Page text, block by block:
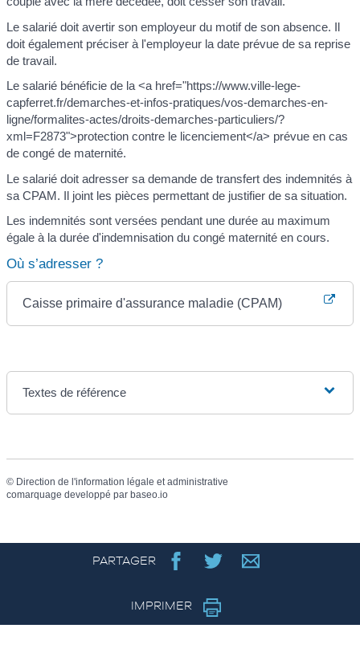
Le salarié doit avertir son employeur du motif de son absence. Il
doit également préciser à l'employeur la date prévue de sa reprise
de travail.
Le salarié bénéficie de la <a href="https://www.ville-lege-
capferret.fr/demarches-et-infos-pratiques/vos-demarches-en-
ligne/formalites-actes/droits-demarches-particuliers/?
xml=F2873">protection contre le licenciement</a> prévue en cas
de congé de maternité.
Le salarié doit adresser sa demande de transfert des indemnités à
sa CPAM. Il joint les pièces permettant de justifier de sa situation.
Les indemnités sont versées pendant une durée au maximum
égale à la durée d'indemnisation du congé maternité en cours.
Où s’adresser ?
Caisse primaire d'assurance maladie (CPAM)
Textes de référence
© Direction de l'information légale et administrative
comarquage developpé par baseo.io
PARTAGER
IMPRIMER